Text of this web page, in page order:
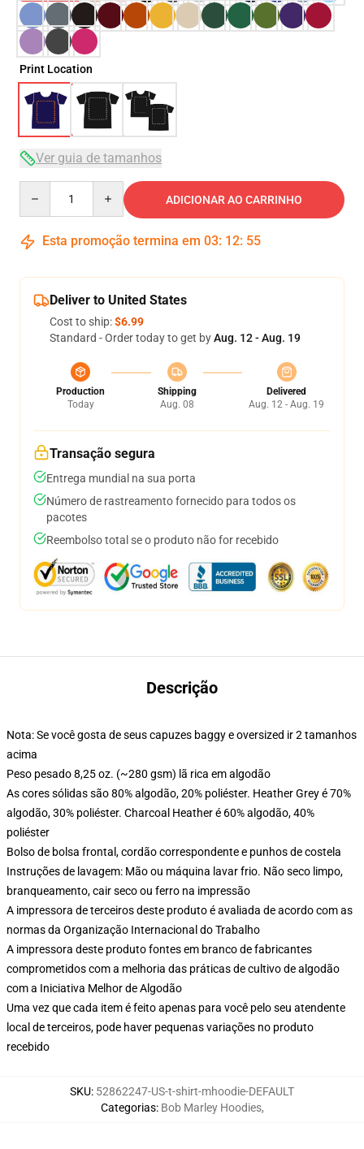
Print Location
Ver guia de tamanhos
ADICIONAR AO CARRINHO
Esta promoção termina em 03: 12: 54
Deliver to United States
Cost to ship:$6.99
Standard - Order today to get byAug. 12 - Aug. 19
Production
Today
Shipping
Aug. 08
Delivered
Aug. 12 - Aug. 19
Transação segura
Entrega mundial na sua porta
Número de rastreamento fornecido para todos os
pacotes
Reembolso total se o produto não for recebido
Descrição
Nota: Se você gosta de seus capuzes baggy e oversized ir 2 tamanhos
acima
Peso pesado 8,25 oz. (~280 gsm) lã rica em algodão
As cores sólidas são 80% algodão, 20% poliéster. Heather Grey é 70%
algodão, 30% poliéster. Charcoal Heather é 60% algodão, 40%
poliéster
Bolso de bolsa frontal, cordão correspondente e punhos de costela
Instruções de lavagem: Mão ou máquina lavar frio. Não seco limpo,
branqueamento, cair seco ou ferro na impressão
A impressora de terceiros deste produto é avaliada de acordo com as
normas da Organização Internacional do Trabalho
A impressora deste produto fontes em branco de fabricantes
comprometidos com a melhoria das práticas de cultivo de algodão
com a Iniciativa Melhor de Algodão
Uma vez que cada item é feito apenas para você pelo seu atendente
local de terceiros, pode haver pequenas variações no produto
recebido
SKU: 52862247-US-t-shirt-mhoodie-DEFAULT
Categorias: Bob Marley Hoodies,